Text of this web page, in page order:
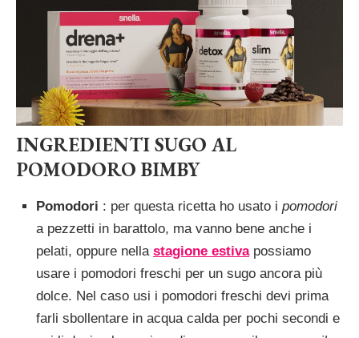
INGREDIENTI SUGO AL
POMODORO BIMBY
Pomodori : per questa ricetta ho usato i pomodori
a pezzetti in barattolo, ma vanno bene anche i
pelati, oppure nella stagione estivapossiamo
usare i pomodori freschi per un sugo ancora più
dolce. Nel caso usi i pomodori freschi devi prima
farli sbollentare in acqua calda per pochi secondi e